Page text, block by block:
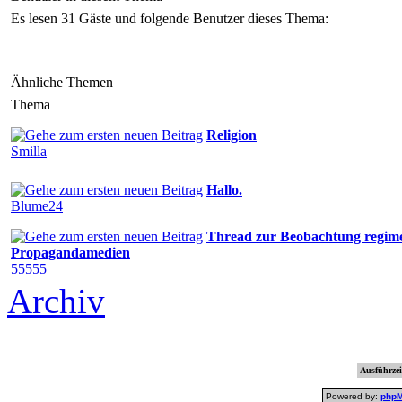
Es lesen 31 Gäste und folgende Benutzer dieses Thema:
Ähnliche Themen
Thema
Religion
Smilla
Hallo.
Blume24
Thread zur Beobachtung
Propagandamedien
55555
Archiv
Powered by: